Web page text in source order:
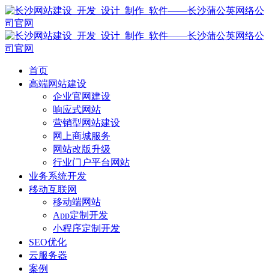
首页
高端网站建设
企业官网建设
响应式网站
营销型网站建设
网上商城服务
网站改版升级
行业门户平台网站
业务系统开发
移动互联网
移动端网站
App定制开发
小程序定制开发
SEO优化
云服务器
案例